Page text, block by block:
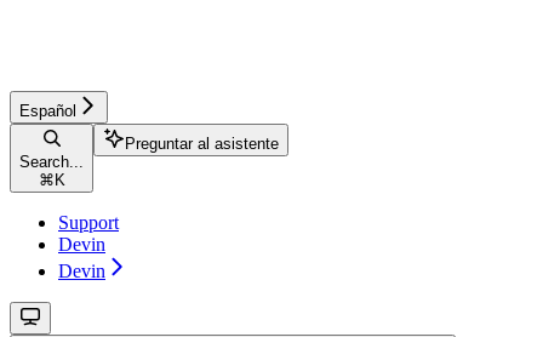
Español
Search...
⌘ K
Preguntar al asistente
Support
Devin
Devin